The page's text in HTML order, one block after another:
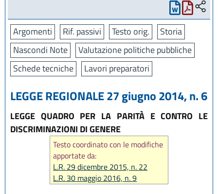
Argomenti Rif. passivi Testo orig.
Storia
Nascondi Note
Valutazione politiche pubbliche
Schede tecniche
Lavori preparatori
LEGGE REGIONALE 27 giugno 2014, n. 6
LEGGE QUADRO PER LA PARITÀ E CONTRO LE
DISCRIMINAZIONI DI GENERE
Testo coordinato con le modifiche
apportate da:
L.R. 29 dicembre 2015, n. 22
L.R. 30 maggio 2016, n. 9